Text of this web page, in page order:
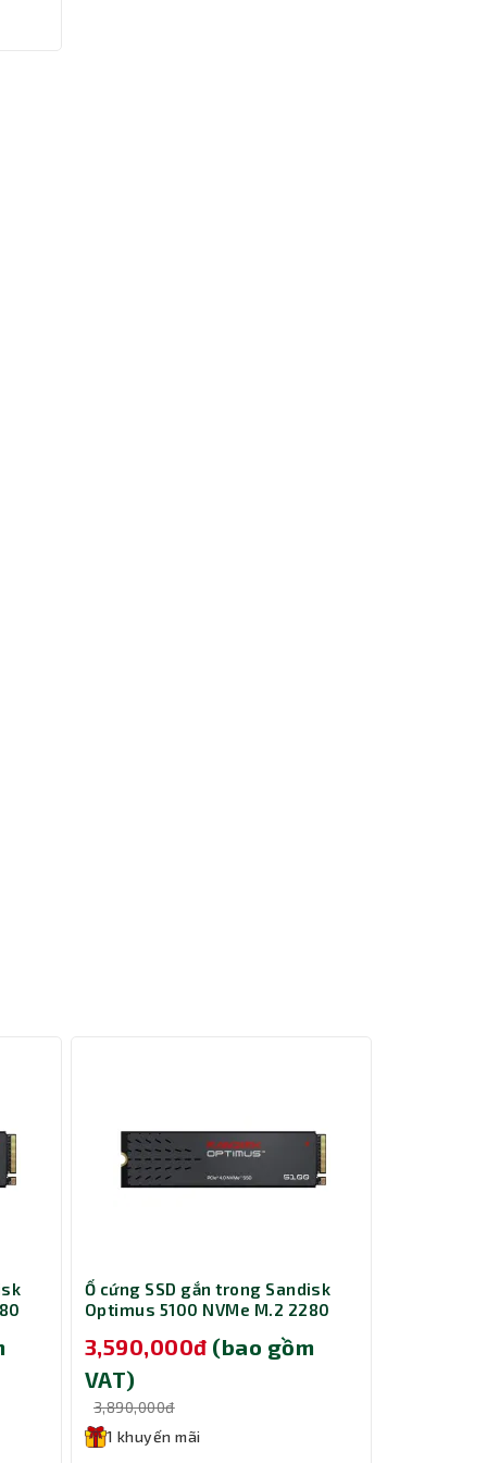
trợ
cho
thế
4
Ổ cứng SSD gắn trong Sandisk
Optimus 5100 NVMe M.2 2280
3,590,000đ (bao gồm
VAT)
3,890,000đ
1 khuyến mãi